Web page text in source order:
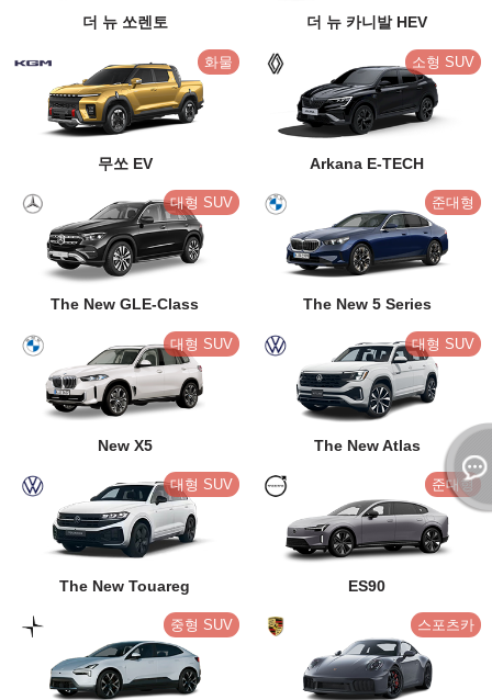
더 뉴 쏘렌토 더 뉴 카니발 HEV
화물
무쏘 EV
소형 SUV
Arkana E-TECH
대형 SUV
The New GLE-Class
준대형
The New 5 Series
대형 SUV
New X5
대형 SUV
The New Atlas
대형 SUV
The New Touareg
준대형
ES90
중형 SUV 스포츠카